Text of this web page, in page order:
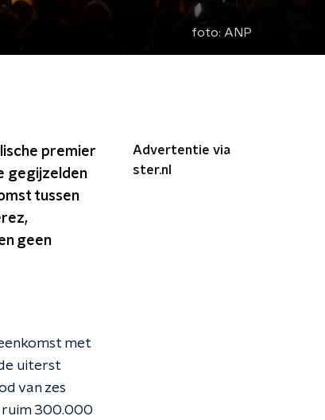
foto: ANP
premier
gegijzelden
tussen
geen
met
uiterst
van zes
ruim 300.000
Advertentie via
ster.nl